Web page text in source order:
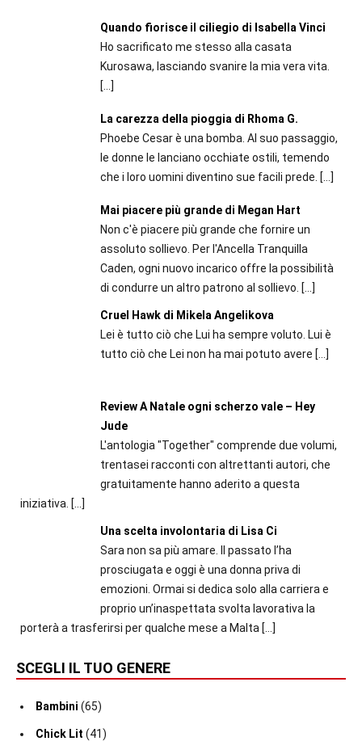
Quando fiorisce il ciliegio di Isabella Vinci
Ho sacrificato me stesso alla casata
Kurosawa, lasciando svanire la mia vera vita.
[…]
La carezza della pioggia di Rhoma G.
Phoebe Cesar è una bomba. Al suo passaggio,
le donne le lanciano occhiate ostili, temendo
che i loro uomini diventino sue facili prede. […]
Mai piacere più grande di Megan Hart
Non c'è piacere più grande che fornire un
assoluto sollievo. Per l'Ancella Tranquilla
Caden, ogni nuovo incarico offre la possibilità
di condurre un altro patrono al sollievo. […]
Cruel Hawk di Mikela Angelikova
Lei è tutto ciò che Lui ha sempre voluto. Lui è
tutto ciò che Lei non ha mai potuto avere […]
Review A Natale ogni scherzo vale – Hey
Jude
L'antologia "Together" comprende due volumi,
trentasei racconti con altrettanti autori, che
gratuitamente hanno aderito a questa
iniziativa. […]
Una scelta involontaria di Lisa Ci
Sara non sa più amare. Il passato l’ha
prosciugata e oggi è una donna priva di
emozioni. Ormai si dedica solo alla carriera e
proprio un’inaspettata svolta lavorativa la
porterà a trasferirsi per qualche mese a Malta […]
SCEGLI IL TUO GENERE
Bambini (65)
Chick Lit (41)